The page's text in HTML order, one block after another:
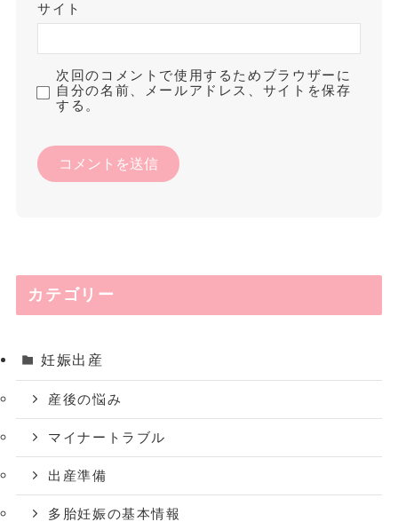
サイト
次回のコメントで使用するためブラウザーに
自分の名前、メールアドレス、サイトを保存
する。
カテゴリー
妊娠出産
産後の悩み
マイナートラブル
出産準備
多胎妊娠の基本情報